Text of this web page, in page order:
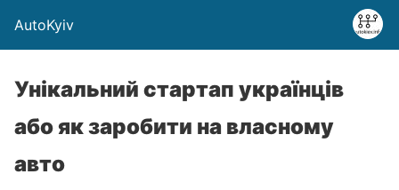
AutoKyiv
Унікальний стартап українців
або як заробити на власному
авто